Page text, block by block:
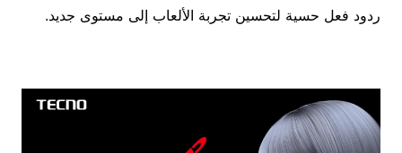
ردود فعل حسية لتحسين تجربة الألعاب إلى مستوى جديد.